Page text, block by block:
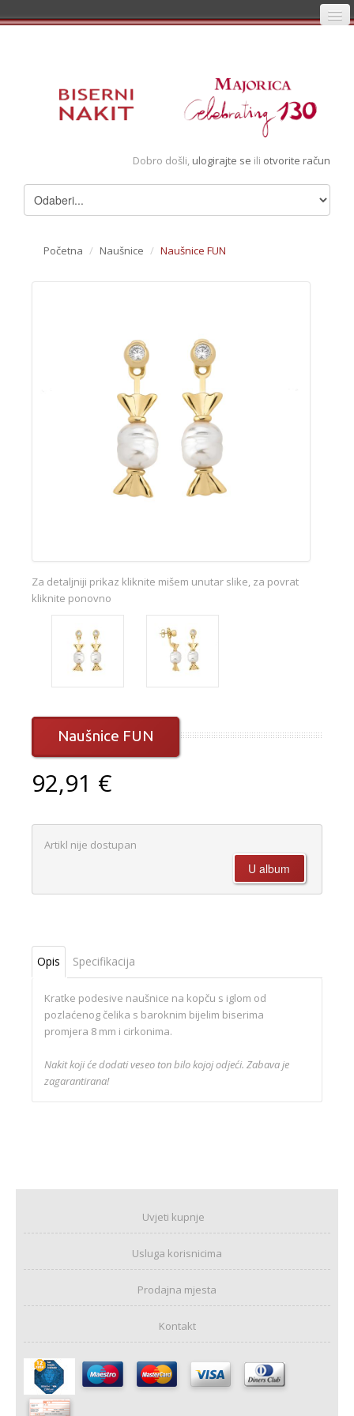
Registracija
Pregledani artikli
Dobro došli, ulogirajte se ili otvorite račun
Početna / Naušnice / Naušnice FUN
Za detaljniji prikaz kliknite mišem unutar slike, za povrat
kliknite ponovno
Naušnice FUN
92,91 €
Artikl nije dostupan
Opis Specifikacija
Kratke podesive naušnice na kopču s iglom od
pozlaćenog čelika s baroknim bijelim biserima
promjera 8 mm i cirkonima.
Nakit koji će dodati veseo ton bilo kojoj odjeći. Zabava je
zagarantirana!
Uvjeti kupnje
Usluga korisnicima
Prodajna mjesta
Kontakt